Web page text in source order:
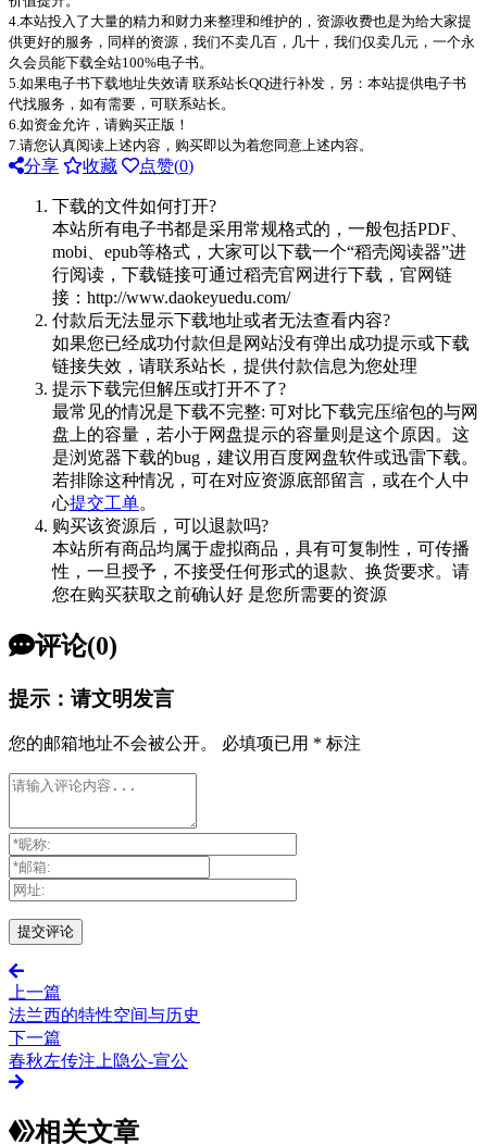
4.本站投入了大量的精力和财力来整理和维护的，资源收费也是为给大家提
供更好的服务，同样的资源，我们不卖几百，几十，我们仅卖几元，一个永
久会员能下载全站100%电子书。
5.如果电子书下载地址失效请 联系站长QQ进行补发，另：本站提供电子书
代找服务，如有需要，可联系站长。
6.如资金允许，请购买正版！
7.请您认真阅读上述内容，购买即以为着您同意上述内容。
分享 收藏 点赞(0)
下载的文件如何打开?
本站所有电子书都是采用常规格式的，一般包括PDF、
mobi、epub等格式，大家可以下载一个“稻壳阅读器”进
行阅读，下载链接可通过稻壳官网进行下载，官网链
接：http://www.daokeyuedu.com/
付款后无法显示下载地址或者无法查看内容?
如果您已经成功付款但是网站没有弹出成功提示或下载
链接失效，请联系站长，提供付款信息为您处理
提示下载完但解压或打开不了?
最常见的情况是下载不完整: 可对比下载完压缩包的与网
盘上的容量，若小于网盘提示的容量则是这个原因。这
是浏览器下载的bug，建议用百度网盘软件或迅雷下载。
若排除这种情况，可在对应资源底部留言，或在个人中
心提交工单。
购买该资源后，可以退款吗?
本站所有商品均属于虚拟商品，具有可复制性，可传播
性，一旦授予，不接受任何形式的退款、换货要求。请
您在购买获取之前确认好 是您所需要的资源
评论(0)
提示：请文明发言
您的邮箱地址不会被公开。 必填项已用 * 标注
上一篇
法兰西的特性空间与历史
下一篇
春秋左传注上隐公-宣公
相关文章